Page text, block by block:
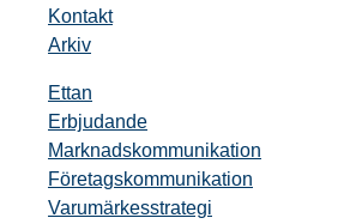
Kontakt
Arkiv
Ettan
Erbjudande
Marknadskommunikation
Företagskommunikation
Varumärkesstrategi